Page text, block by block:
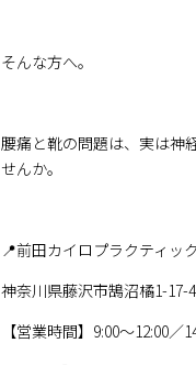
そんな方へ。
腰痛と靴の問題は、実は神
せんか。
📍前田カイロプラクティッ
神奈川県藤沢市鵠沼橘1-17-
【営業時間】9:00〜12:00／